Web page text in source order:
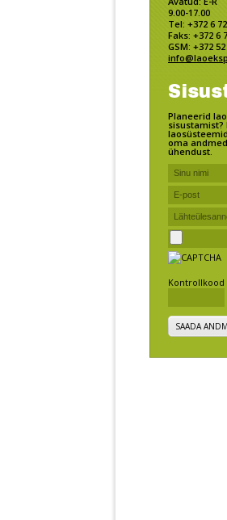
9.00-17.00
Tel: +372 6
Faks: +372 6
GSM: +372
Planeerid
sisustamist?
oma
ühendust.
Kontrollkood
SAADA